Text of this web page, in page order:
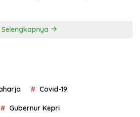
Selengkapnya
Covid-19
Gubernur Kepri